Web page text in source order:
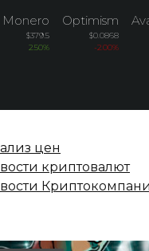
Monero
$379.5
2.50%
Optimism
$0.0868
-2.00%
цен
криптовалют